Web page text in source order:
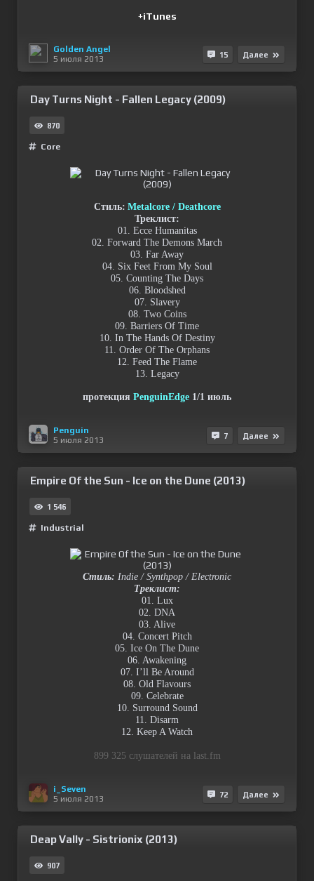
+iTunes
Golden Angel
5 июля 2013
15 Далее
Day Turns Night - Fallen Legacy (2009)
870
Сore
Стиль: Metalcore / Deathcore
Треклист:
01. Ecce Humanitas
02. Forward The Demons March
03. Far Away
04. Six Feet From My Soul
05. Counting The Days
06. Bloodshed
07. Slavery
08. Two Coins
09. Barriers Of Time
10. In The Hands Of Destiny
11. Order Of The Orphans
12. Feed The Flame
13. Legacy
протекция PenguinEdge 1/1 июль
Penguin
5 июля 2013
7 Далее
Empire Of the Sun - Ice on the Dune (2013)
1 546
Industrial
Стиль: Indie / Synthpop / Electronic
Треклист:
01. Lux
02. DNA
03. Alive
04. Concert Pitch
05. Ice On The Dune
06. Awakening
07. I’ll Be Around
08. Old Flavours
09. Celebrate
10. Surround Sound
11. Disarm
12. Keep A Watch
899 325 слушателей на last.fm
i_Seven
5 июля 2013
72 Далее
Deap Vally - Sistrionix (2013)
907